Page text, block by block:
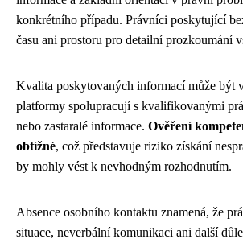
konkrétního případu. Právníci poskytující
času ani prostoru pro detailní prozkoumání
Kvalita poskytovaných informací může být
platformy spolupracují s kvalifikovanými
nebo zastaralé informace. Ověření
obtížné, což představuje riziko získání
by mohly vést k nevhodným rozhodnutím.
Absence osobního kontaktu znamená, že
situace, neverbální komunikaci ani další